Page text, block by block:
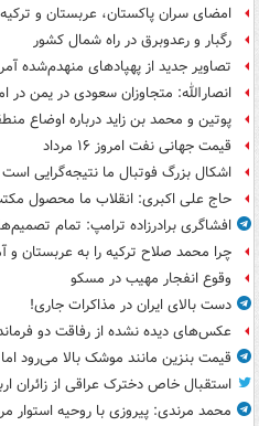
امضای سران پاکستان، عربستان و
رگبار و رعدوبرق در راه شمال کشور
تصاویر جدید از پهپادهای منهدم‌شده
انصارالله: متجاوزان سعودی در یمن در
پوتین و محمد بن زاید درباره اوضاع
قیمت جهانی نفت امروز ۱۶ مرداد
اشکال بزرگ فوتبال ما نتیجه‌گرایی است
حاج علی اکبری: انقلاب ما محصول
افشاگری برادرزاده ترامپ: تمام
چرا محمد صلاح ترکیه را به عربستان و
وقوع انفجار مهیب در مسکو
دست بالای ایران در مذاکرات جاری!
عکس‌های دیده نشده از رفاقت دو
قیمت بنزین مانند موشک بالا می‌رود اما
استقبال خاص دخترک عراقی از زائران
محمد مرندی: پیروزی با روحیه